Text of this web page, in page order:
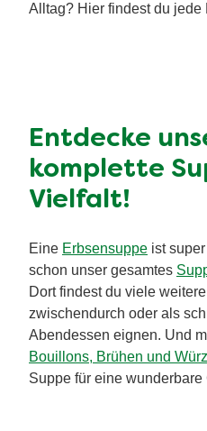
Alltag? Hier findest du jede
Entdecke
komplette
Vielfalt!
Eine Erbsensuppe ist
schon unser gesamtes
Dort findest du viele
zwischendurch oder als
Abendessen eignen. Und
Bouillons, Brühen und
Suppe für eine